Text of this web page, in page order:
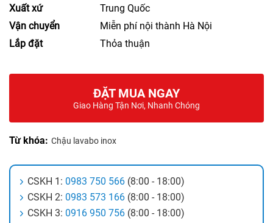
Xuất xứ
Trung Quốc
Vận chuyển
Miễn phí nội thành Hà Nội
Lắp đặt
Thỏa thuận
ĐẶT MUA NGAY
Giao Hàng Tận Nơi, Nhanh Chóng
Từ khóa: Chậu lavabo inox
CSKH 1: 0983 750 566 (8:00 - 18:00)
CSKH 2: 0983 573 166 (8:00 - 18:00)
CSKH 3: 0916 950 756 (8:00 - 18:00)